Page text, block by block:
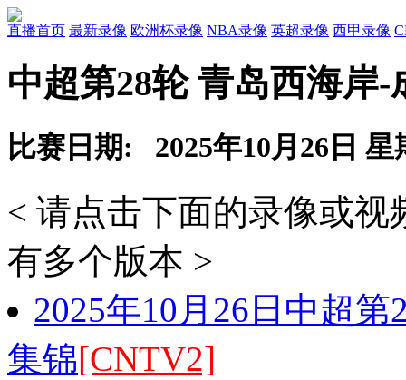
直播首页 最新录像 欧洲杯录像 NBA录像 英超录像 西甲录像
中超第28轮 青岛西海岸
比赛日期: 2025年10月26日 星
< 请点击下面的录像或
有多个版本 >
2025年10月26日中超
集锦[CNTV2]